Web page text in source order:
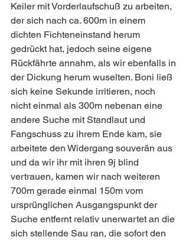
Keiler mit Vorderlaufschuß zu arbeiten,
der sich nach ca. 600m in einem
dichten Fichteneinstand herum
gedrückt hat, jedoch seine eigene
Rückfährte annahm, als wir ebenfalls in
der Dickung herum wuselten. Boni ließ
sich keine Sekunde irritieren, noch
nicht einmal als 300m nebenan eine
andere Suche mit Standlaut und
Fangschuss zu ihrem Ende kam, sie
arbeitete den Widergang souverän aus
und da wir ihr mit ihren 9j blind
vertrauen, kamen wir nach weiteren
700m gerade einmal 150m vom
ursprünglichen Ausgangspunkt der
Suche entfernt relativ unerwartet an die
sich stellende Sau ran, die sofort den